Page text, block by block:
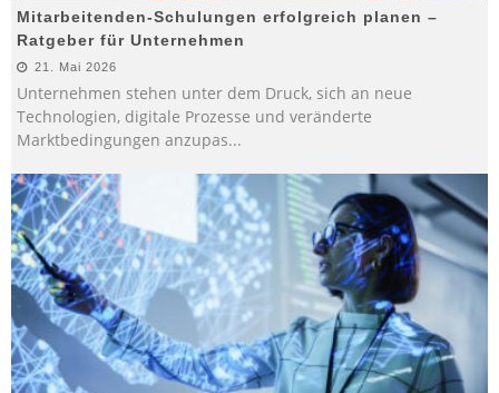
Mitarbeitenden-Schulungen erfolgreich planen –
Ratgeber für Unternehmen
21. Mai 2026
Unternehmen stehen unter dem Druck, sich an neue
Technologien, digitale Prozesse und veränderte
Marktbedingungen anzupas...